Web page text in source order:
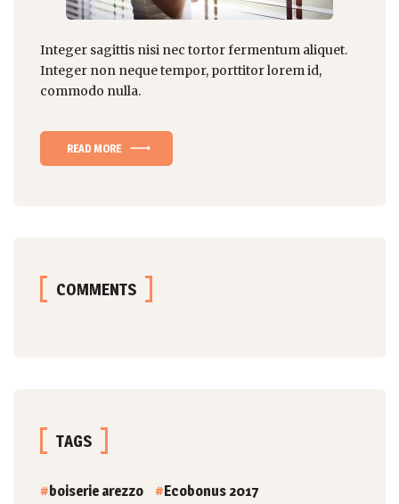
Integer sagittis nisi nec tortor fermentum aliquet.
Integer non neque tempor, porttitor lorem id,
commodo nulla.
READ MORE
COMMENTS
TAGS
boiserie arezzo
Ecobonus 2017